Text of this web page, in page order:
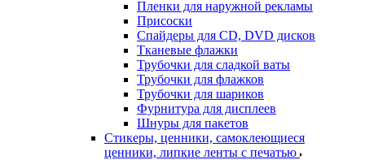
Пленки для наружной рекламы
Присоски
Спайдеры для CD, DVD дисков
Тканевые флажки
Трубочки для сладкой ваты
Трубочки для флажков
Трубочки для шариков
Фурнитура для дисплеев
Шнуры для пакетов
Стикеры, ценники, самоклеющиеся
ценники, липкие ленты с печатью